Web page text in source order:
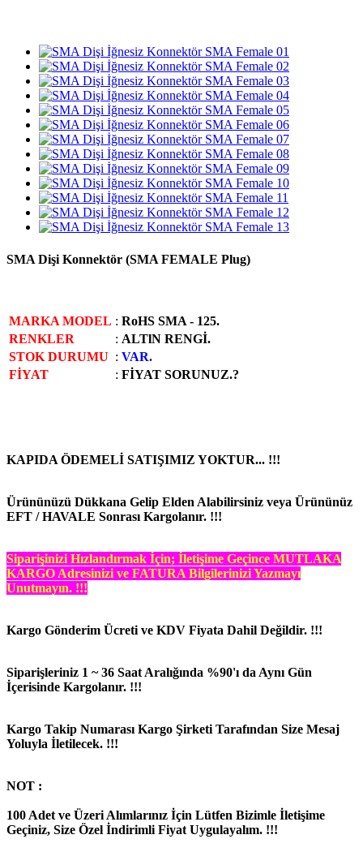
SMA Dişi Konnektör (SMA FEMALE Plug)
MARKA MODEL : RoHS SMA - 125.
RENKLER
: ALTlN RENGİ.
STOK DURUMU : VAR.
FİYAT
: FİYAT SORUNUZ.?
KAPIDA ÖDEMELİ SATIŞIMIZ YOKTUR... !!!
Ürününüzü Dükkana Gelip Elden Alabilirsiniz veya Ürününüz
EFT / HAVALE Sonrası Kargolanır. !!!
Siparişinizi Hızlandırmak İçin; İletişime Geçince MUTLAKA
KARGO Adresinizi ve FATURA Bilgilerinizi Yazmayı
Unutmayın. !!!
Kargo Gönderim Ücreti ve KDV Fiyata Dahil Değildir. !!!
Siparişleriniz 1 ~ 36 Saat Aralığında %90'ı da Aynı Gün
İçerisinde Kargolanır. !!!
Kargo Takip Numarası Kargo Şirketi Tarafından Size Mesaj
Yoluyla İletilecek. !!!
NOT :
100 Adet ve Üzeri Alımlarınız İçin Lütfen Bizimle İletişime
Geçiniz, Size Özel İndirimli Fiyat Uygulayalım. !!!